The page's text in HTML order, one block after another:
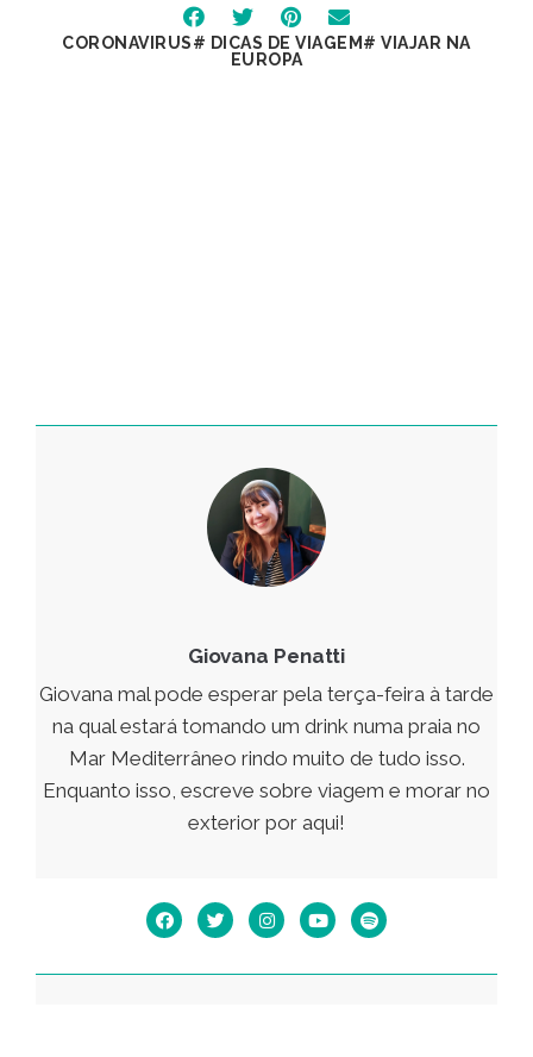
CORONAVIRUS# DICAS DE VIAGEM #VIAJAR NA
EUROPA
Giovana Penatti
Giovana mal pode esperar pela terça-feira à tarde
na qual estará tomando um drink numa praia no
Mar Mediterrâneo rindo muito de tudo isso.
Enquanto isso, escreve sobre viagem e morar no
exterior por aqui!